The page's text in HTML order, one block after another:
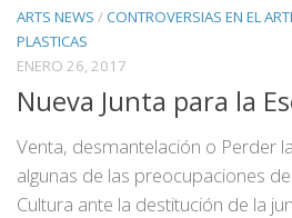
ARTS NEWS /CONTROVERSIAS EN EL
PLASTICAS
ENERO 26, 2017
Nueva Junta para la
Venta, desmantelación o Perder
algunas de las preocupaciones
Cultura ante la destitución de la